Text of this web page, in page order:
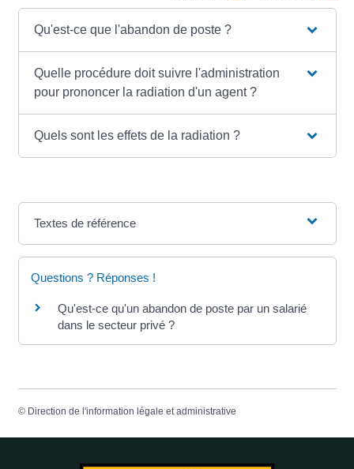
Qu'est-ce que l'abandon de poste ?
Quelle procédure doit suivre l'administration
pour prononcer la radiation d'un agent ?
Quels sont les effets de la radiation ?
Textes de référence
Questions ? Réponses !
Qu'est-ce qu'un abandon de poste par un salarié
dans le secteur privé ?
© Direction de l'information légale et administrative